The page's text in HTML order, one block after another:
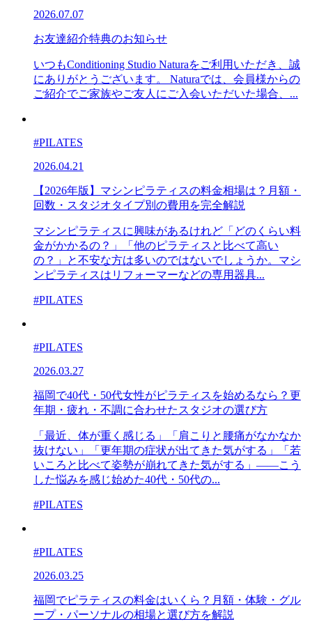
2026.07.07
お友達紹介特典のお知らせ
いつもConditioning Studio Naturaをご利用いただき、誠
にありがとうございます。 Naturaでは、会員様からの
ご紹介でご家族やご友人にご入会いただいた場合、...
#PILATES
2026.04.21
【2026年版】マシンピラティスの料金相場は？月額・
回数・スタジオタイプ別の費用を完全解説
マシンピラティスに興味があるけれど「どのくらい料
金がかかるの？」「他のピラティスと比べて高い
の？」と不安な方は多いのではないでしょうか。マシ
ンピラティスはリフォーマーなどの専用器具...
#PILATES
#PILATES
2026.03.27
福岡で40代・50代女性がピラティスを始めるなら？更
年期・疲れ・不調に合わせたスタジオの選び方
「最近、体が重く感じる」「肩こりと腰痛がなかなか
抜けない」「更年期の症状が出てきた気がする」「若
いころと比べて姿勢が崩れてきた気がする」——こう
した悩みを感じ始めた40代・50代の...
#PILATES
#PILATES
2026.03.25
福岡でピラティスの料金はいくら？月額・体験・グル
ープ・パーソナルの相場と選び方を解説